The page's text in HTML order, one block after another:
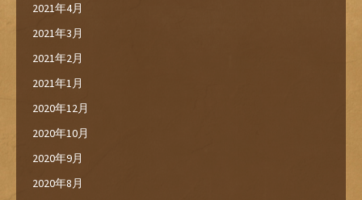
2021年4月
2021年3月
2021年2月
2021年1月
2020年12月
2020年10月
2020年9月
2020年8月